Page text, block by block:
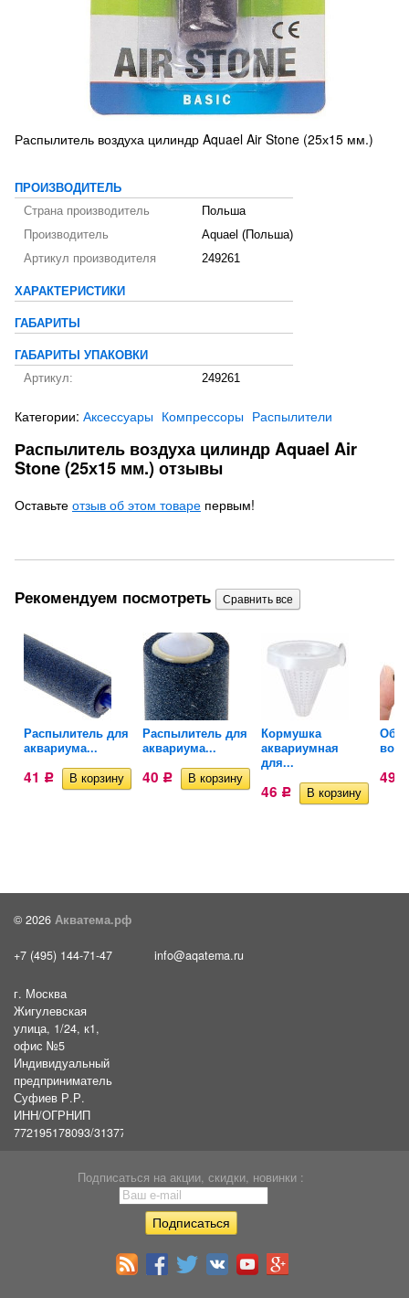
Распылитель воздуха цилиндр Aquael Air Stone (25х15 мм.)
ПРОИЗВОДИТЕЛЬ
Страна производитель
Польша
Производитель
Aquael (Польша)
Артикул производителя
249261
ХАРАКТЕРИСТИКИ
ГАБАРИТЫ
ГАБАРИТЫ УПАКОВКИ
Артикул:
249261
Категории: Аксессуары Компрессоры Распылители
Распылитель воздуха цилиндр Aquael Air
Stone (25х15 мм.) отзывы
Оставьте отзыв об этом товаре первым!
Рекомендуем посмотреть
Распылитель для
аквариума...
41 Р
Распылитель для
аквариума...
40 Р
Кормушка
аквариумная
для...
46 Р
49
© 2026 Акватема.рф
+7 (495) 144-71-47 info@aqatema.ru
г. Москва
Жигулевская
улица, 1/24, к1,
офис №5
Индивидуальный
предприниматель
Суфиев Р.Р.
ИНН/ОГРНИП
772195178093/31377461610054
Подписаться на акции, скидки, новинки :